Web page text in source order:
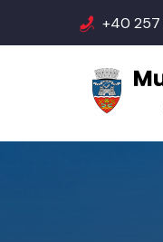
+40 257